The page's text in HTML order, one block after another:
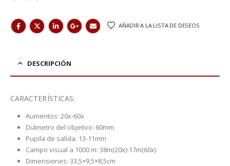
AÑADIR A LA LISTA DE DESEOS
DESCRIPCIÓN
CARACTERÍSTICAS:
Aumentos: 20x-60x
Diámetro del objetivo: 60mm
Pupila de salida: 13-11mm
Campo visual a 1000 m: 38m(20x)-17m(60x)
Dimensiones: 33,5×9,5×8,5cm